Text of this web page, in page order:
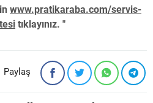
www.pratikaraba.com/servis-
tıklayınız. "
Paylaş